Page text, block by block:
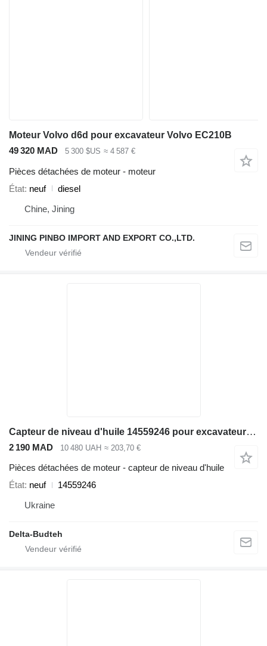
Moteur Volvo d6d pour excavateur Volvo EC210B
49 320 MAD
5 300 $US ≈ 4 587 €
Pièces détachées de moteur - moteur
État neuf
diesel
Chine, Jining
JINING PINBO IMPORT AND EXPORT CO.,LTD.
Capteur de niveau d'huile 14559246 pour excavateur Volvo EC210B
2 190 MAD 10 480 UAH ≈ 203,70 €
Pièces détachées de moteur - capteur de niveau d'huile
État neuf
14559246
Ukraine
Delta-Budteh